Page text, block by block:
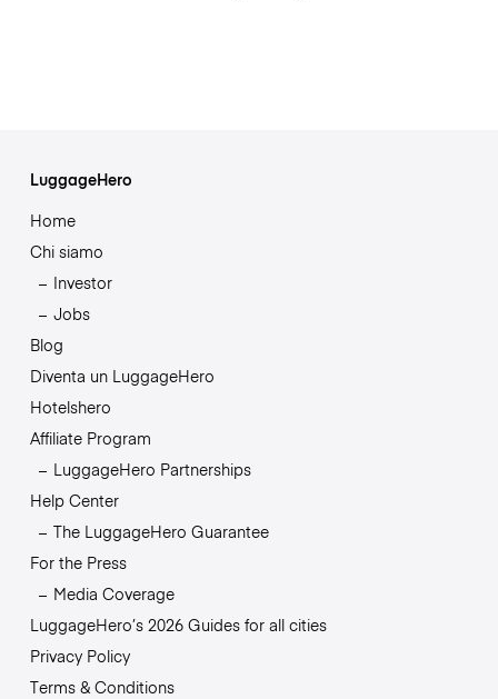
LuggageHero
Home
Chi siamo
Investor
Jobs
Blog
Diventa un LuggageHero
Hotelshero
Affiliate Program
LuggageHero Partnerships
Help Center
The LuggageHero Guarantee
For the Press
Media Coverage
LuggageHero’s 2026 Guides for all cities
Privacy Policy
Terms & Conditions